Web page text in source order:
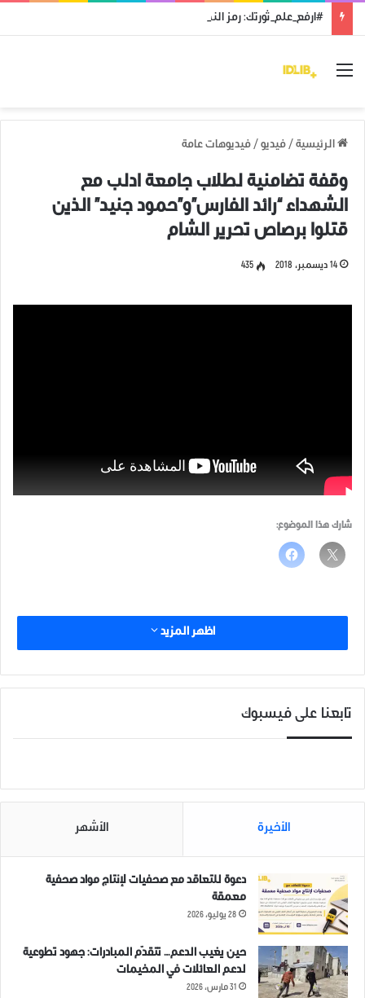
#ارفع_علم_ثورتك: رمز النضال ووحدة الهدف
القائمة
الرئيسية / فيديو / فيديوهات عامة
وقفة تضامنية لطلاب جامعة ادلب مع
الشهداء “رائد الفارس”و”حمود جنيد” الذين
قتلوا برصاص تحرير الشام
14 ديسمبر، 2018 435
شارك هذا الموضوع:
اظهر المزيد
تابعنا على فيسبوك
الأخيرة الأشهر
دعوة للتعاقد مع صحفيات لإنتاج مواد صحفية
معمقة
28 يوليو، 2026
حين يغيب الدعم… تتقدّم المبادرات: جهود تطوعية
لدعم العائلات في المخيمات
31 مارس، 2026